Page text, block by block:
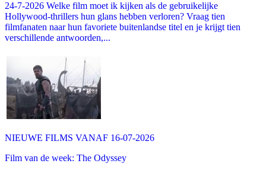
24-7-2026 Welke film moet ik kijken als de gebruikelijke
Hollywood-thrillers hun glans hebben verloren? Vraag tien
filmfanaten naar hun favoriete buitenlandse titel en je krijgt tien
verschillende antwoorden,...
NIEUWE FILMS VANAF 16-07-2026
Film van de week: The Odyssey